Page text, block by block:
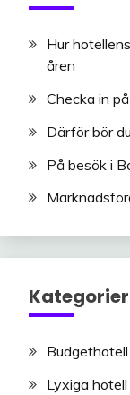
Hur
åren
Checka in
Därför bör
På besök i
Kategorier
Budgethotell
Lyxiga hotell